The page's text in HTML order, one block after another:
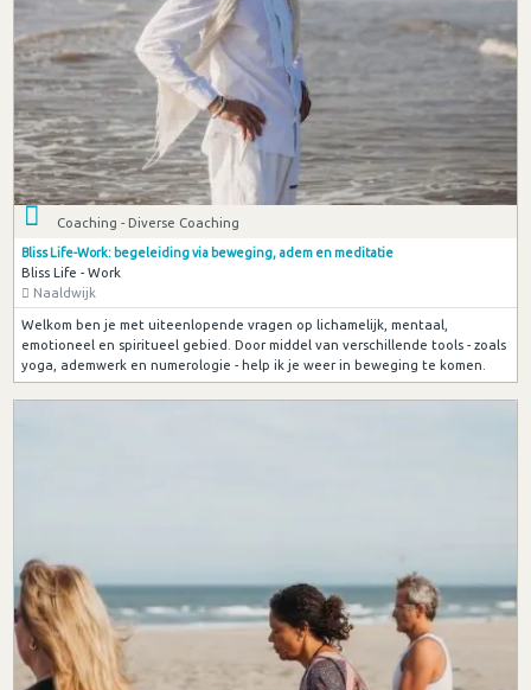
Coaching - Diverse Coaching
Bliss Life-Work: begeleiding via beweging, adem en meditatie
Bliss Life - Work
Naaldwijk
Welkom ben je met uiteenlopende vragen op lichamelijk, mentaal,
emotioneel en spiritueel gebied. Door middel van verschillende tools - zoals
yoga, ademwerk en numerologie - help ik je weer in beweging te komen.